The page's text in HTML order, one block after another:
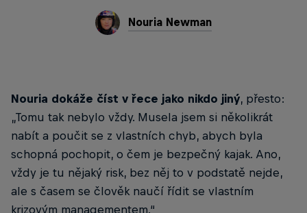
Nouria Newman
Nouria dokáže číst v řece jako nikdo jiný, přesto:
„Tomu tak nebylo vždy. Musela jsem si několikrát
nabít a poučit se z vlastních chyb, abych byla
schopná pochopit, o čem je bezpečný kajak. Ano,
vždy je tu nějaký risk, bez něj to v podstatě nejde,
ale s časem se člověk naučí řídit se vlastním
krizovým managementem.“